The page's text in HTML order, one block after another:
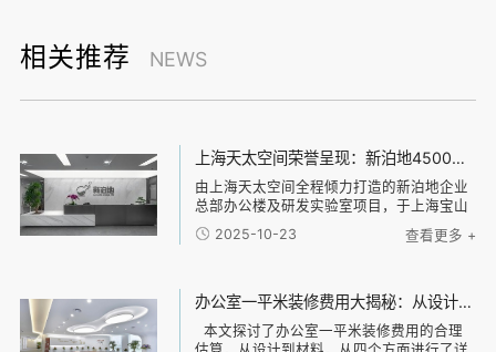
相关推荐 NEWS
上海天太空间荣誉呈现：新泊地4500㎡总部科研办公一体化空间圆满交付
由上海天太空间全程倾力打造的新泊地企业
总部办公楼及研发实验室项目，于上海宝山
区正式竣工并投入使用。本项目总面积达
4500平方米，是天太空间在高新技术企业科
面对新泊地作为高新技术企业的独特需求，
核心设计原则，精准规划空间架构。我们通
2025-10-23 查看更多 +
办公室一平米装修费用大揭秘：从设计到材料，了解每一项费用的合理估算
本文探讨了办公室一平米装修费用的合理